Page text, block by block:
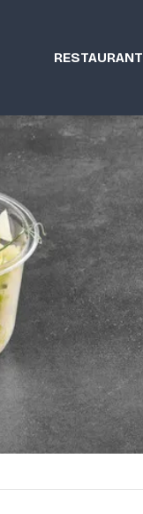
RESTAURANT